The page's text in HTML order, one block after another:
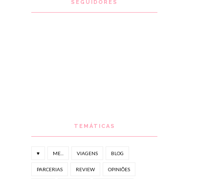
SEGUIDORES
TEMÁTICAS
♥ ME... VIAGENS BLOG
PARCERIAS REVIEW OPINIÕES